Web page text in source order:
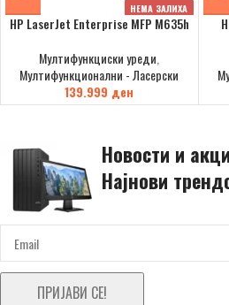
НЕМА ЗАЛИХА
HP LaserJet Enterprise MFP M635h
Мултифункциски уреди
Мултифункционални - Ласерски
139.999 ден
Новости и
Најнови
ПРИЈАВИ СЕ!